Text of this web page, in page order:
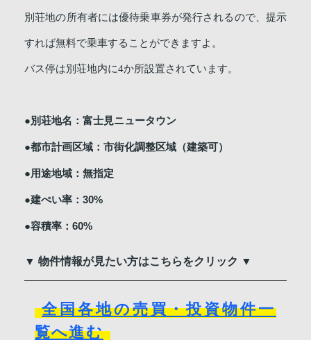
別荘地の所有者には優待乗車券が発行されるので、提示
すれば無料で乗車することができますよ。
バス停は別荘地内に4か所設置されています。
●別荘地名：富士見ニュータウン
●都市計画区域：市街化調整区域（建築可）
●用途地域：無指定
●建ぺい率：30%
●容積率：60%
▼ 物件情報が見たい方はこちらをクリック ▼
全国各地の売買・投資物件一
覧へ進む